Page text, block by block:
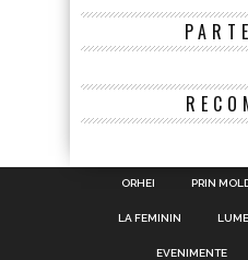
ORHEI PRIN
LA FEMININ
EVENIMENTE